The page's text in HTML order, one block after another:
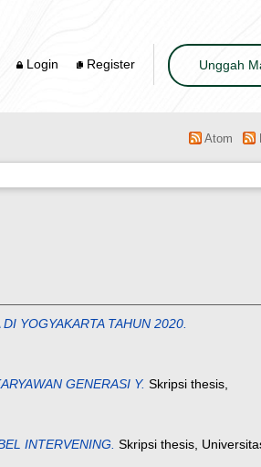
Login Register Unggah
Atom
YOGYAKARTA TAHUN 2020.
GENERASI Y. Skripsi thesis,
INTERVENING. Skripsi thesis,